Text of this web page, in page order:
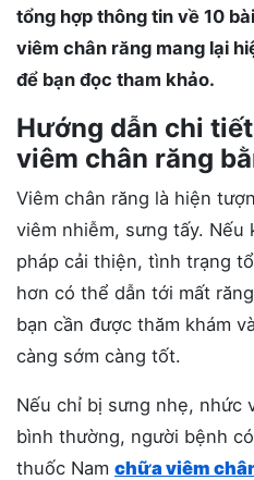
tổng hợp thông tin về 10
viêm chân răng mang lại
để bạn đọc tham khảo.
Hướng dẫn chi
viêm chân răng
Viêm chân răng là hiện
viêm nhiễm, sưng tấy. Nếu
pháp cải thiện, tình trạng
hơn có thể dẫn tới mất
bạn cần được thăm khám
càng sớm càng tốt.
Nếu chỉ bị sưng nhẹ, nhức
bình thường, người bệnh
thuốc Nam chữa viêm